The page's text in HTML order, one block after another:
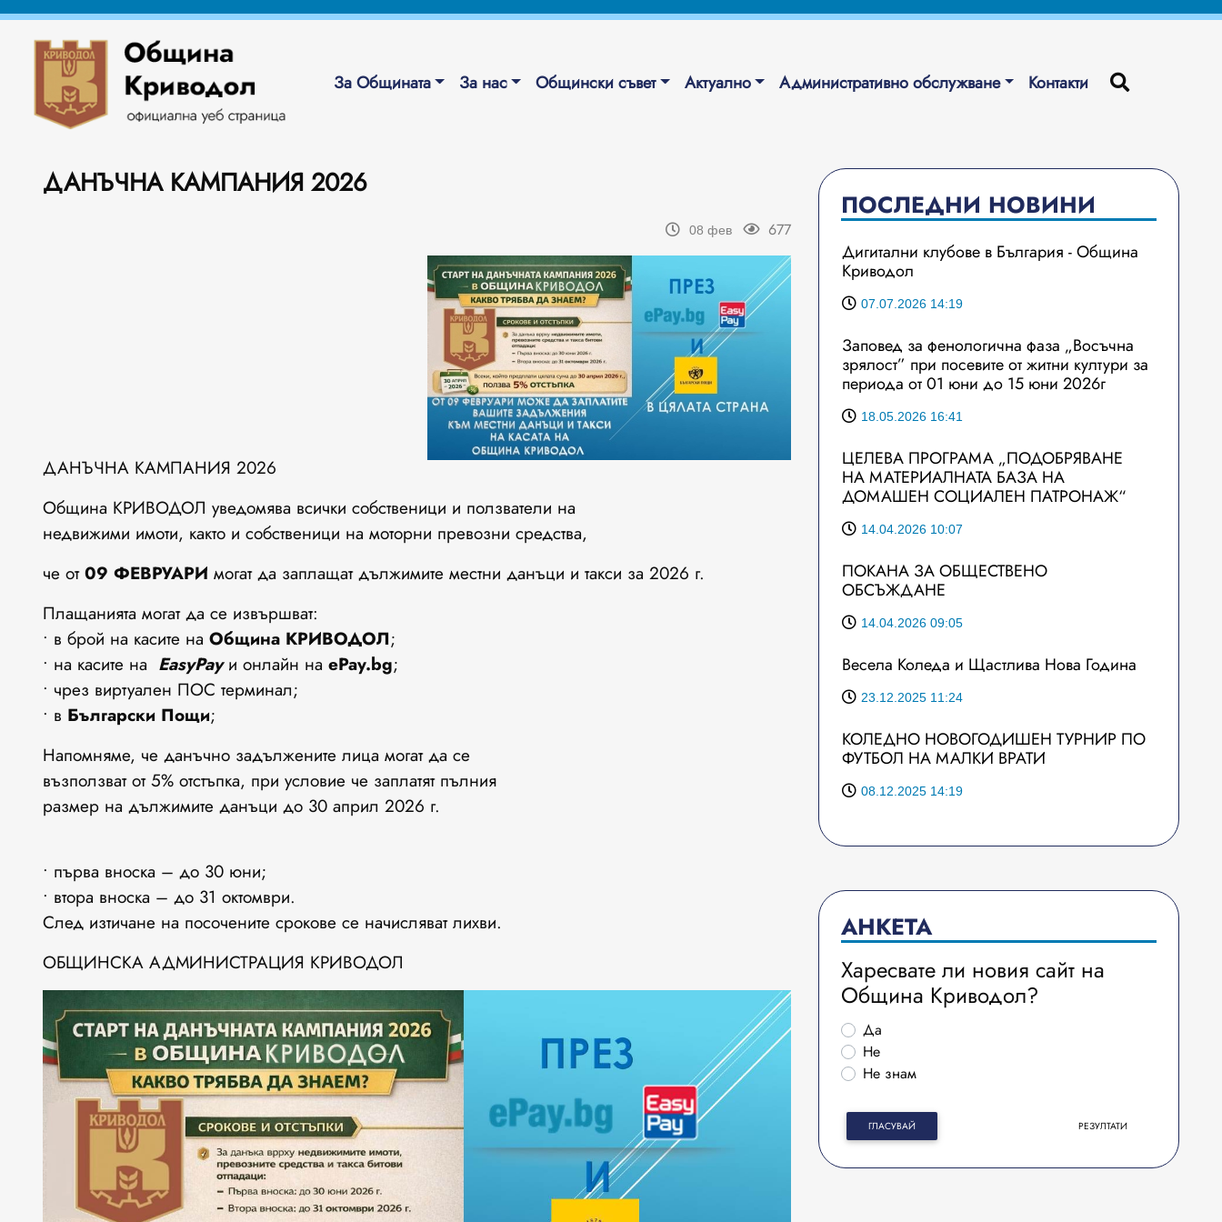
За Общината За нас Общински съвет Актуално Административно обслужване Контакти
ДАНЪЧНА КАМПАНИЯ 2026
08 фев 677
ДАНЪЧНА КАМПАНИЯ 2026
Община КРИВОДОЛ уведомява всички собственици и ползватели на
недвижими имоти, както и собственици на моторни превозни средства,
че от09 ФЕВРУАРИ могат да заплащат дължимите местни данъци и такси за 2026 г.
Плащанията могат да се извършват:
• в брой на касите на Община КРИВОДОЛ;
• на касите на EasyPayи онлайн на ePay.bg;
• чрез виртуален ПОС терминал;
• в Български Пощи;
Напомняме, че данъчно задължените лица могат да се
възползват от 5% отстъпка, при условие че заплатят пълния
размер на дължимите данъци до 30 април 2026 г.
• първа вноска – до 30 юни;
• втора вноска – до 31 октомври.
След изтичане на посочените срокове се начисляват лихви.
ОБЩИНСКА АДМИНИСТРАЦИЯ КРИВОДОЛ
ПОСЛЕДНИ НОВИНИ
Дигитални клубове в България - Община
Криводол
07.07.2026 14:19
Заповед за фенологична фаза „Восъчна
зрялост” при посевите от житни култури за
периода от 01 юни до 15 юни 2026г
18.05.2026 16:41
ЦЕЛЕВА ПРОГРАМА „ПОДОБРЯВАНЕ
НА МАТЕРИАЛНАТА БАЗА НА
ДОМАШЕН СОЦИАЛЕН ПАТРОНАЖ“
14.04.2026 10:07
ПОКАНА ЗА ОБЩЕСТВЕНО
ОБСЪЖДАНЕ
14.04.2026 09:05
Весела Коледа и Щастлива Нова Година
23.12.2025 11:24
КОЛЕДНО НОВОГОДИШЕН ТУРНИР ПО
ФУТБОЛ НА МАЛКИ ВРАТИ
08.12.2025 14:19
АНКЕТА
Харесвате ли новия сайт на
Община Криводол?
Да
Не
Не знам
ГЛАСУВАЙ РЕЗУЛТАТИ